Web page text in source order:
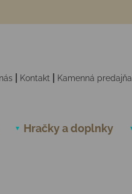
Kontakt Kamenná predajňa
Hračky a doplnky